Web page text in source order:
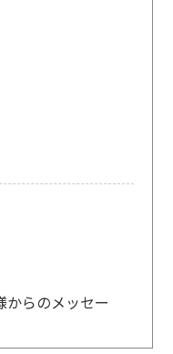
からのメッセー